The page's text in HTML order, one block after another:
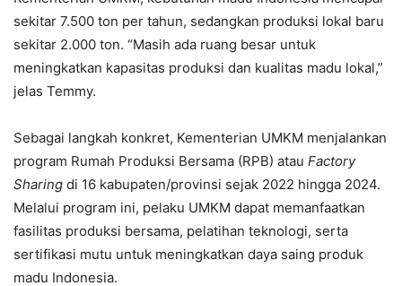
sekitar 7.500 ton per tahun, sedangkan produksi lokal baru
sekitar 2.000 ton. “Masih ada ruang besar untuk
meningkatkan kapasitas produksi dan kualitas madu lokal,”
jelas Temmy.
Sebagai langkah konkret, Kementerian UMKM menjalankan
program Rumah Produksi Bersama (RPB) atau Factory
Sharing di 16 kabupaten/provinsi sejak 2022 hingga 2024.
Melalui program ini, pelaku UMKM dapat memanfaatkan
fasilitas produksi bersama, pelatihan teknologi, serta
sertifikasi mutu untuk meningkatkan daya saing produk
madu Indonesia.